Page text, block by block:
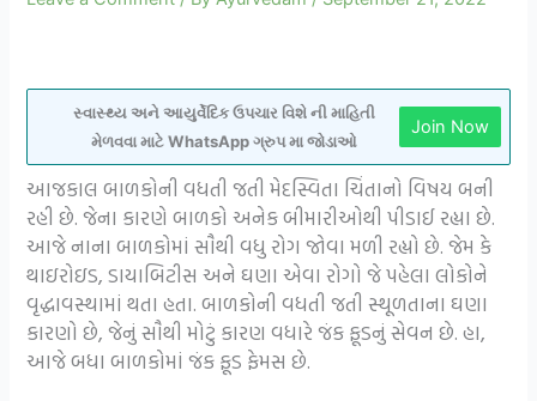
સ્વાસ્થ્ય અને આયુર્વેદિક ઉપચાર વિશે ની માહિતી
મેળવવા માટે WhatsApp ગ્રુપ મા જોડાઓ
Join Now
આજકાલ બાળકોની વધતી જતી મેદસ્વિતા ચિંતાનો વિષય બની
રહી છે. જેના કારણે બાળકો અનેક બીમારીઓથી પીડાઈ રહ્યા છે.
આજે નાના બાળકોમાં સૌથી વધુ રોગ જોવા મળી રહ્યો છે. જેમ કે
થાઇરોઇડ, ડાયાબિટીસ અને ઘણા એવા રોગો જે પહેલા લોકોને
વૃદ્ધાવસ્થામાં થતા હતા. બાળકોની વધતી જતી સ્થૂળતાના ઘણા
કારણો છે, જેનું સૌથી મોટું કારણ વધારે જંક ફૂડનું સેવન છે. હા,
આજે બધા બાળકોમાં જંક ફૂડ ફેમસ છે.